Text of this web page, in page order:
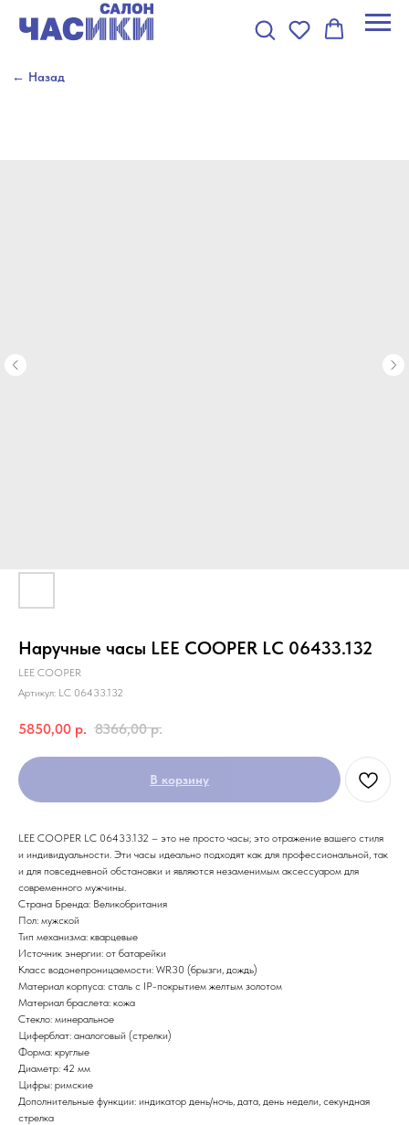
← Назад
Наручные часы LEE COOPER LC 06433.132
LEE COOPER
Артикул: LC 06433.132
5850,00 р. 8366,00 р.
В корзину
LEE COOPER LC 06433.132 – это не просто часы; это отражение вашего стиля
и индивидуальности. Эти часы идеально подходят как для профессиональной, так
и для повседневной обстановки и являются незаменимым аксессуаром для
современного мужчины.
Страна Бренда: Великобритания
Пол: мужской
Тип механизма: кварцевые
Источник энергии: от батарейки
Класс водонепроницаемости: WR30 (брызги, дождь)
Материал корпуса: сталь с IP-покрытием желтым золотом
Материал браслета: кожа
Стекло: минеральное
Циферблат: аналоговый (стрелки)
Форма: круглые
Диаметр: 42 мм
Цифры: римские
Дополнительные функции: индикатор день/ночь, дата, день недели, секундная
стрелка